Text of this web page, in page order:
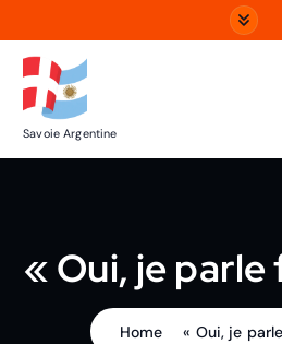
Savoie Argentine
« Oui, je parle
Home « Oui, je